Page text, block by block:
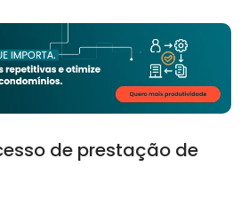
de prestação de